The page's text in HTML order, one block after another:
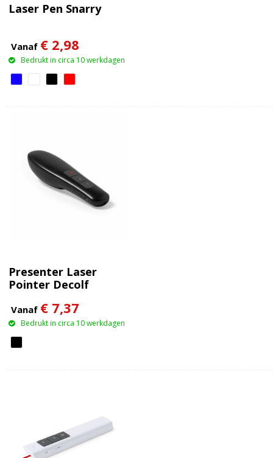
Laser Pen Snarry
Vanaf € 2,98
Bedrukt in circa 10 werkdagen
Presenter Laser
Pointer Decolf
Vanaf € 7,37
Bedrukt in circa 10 werkdagen